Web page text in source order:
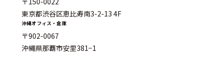
東京都渋谷区恵比寿南3-2-13 4F
沖縄オフィス・倉庫
〒902-0067
沖縄県那覇市安里381−1